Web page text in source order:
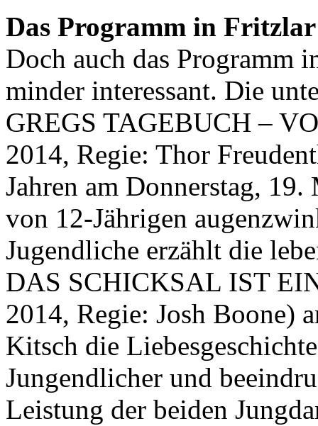
Das Programm in Fritzlar
Doch auch das Programm
minder interessant. Die
GREGS TAGEBUCH –
2014, Regie: Thor
Jahren am Donnerstag,
von 12-Jährigen
Jugendliche erzählt die
DAS SCHICKSAL IST
2014, Regie: Josh Boone)
Kitsch die
Jungendlicher und
Leistung der beiden